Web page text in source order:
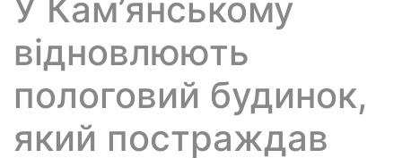
У Кам’янському
відновлюють
пологовий будинок,
який постраждав